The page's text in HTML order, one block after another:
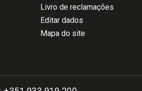
Livro de reclamações
Editar dados
Mapa do site